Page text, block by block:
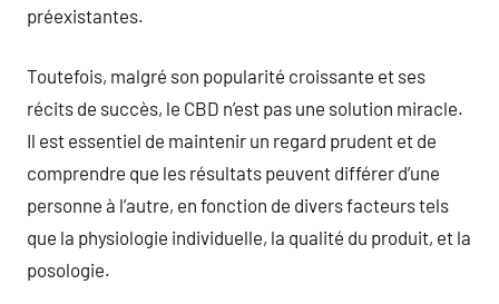
préexistantes.
Toutefois, malgré son popularité croissante et ses
récits de succès, le CBD n’est pas une solution miracle.
Il est essentiel de maintenir un regard prudent et de
comprendre que les résultats peuvent différer d’une
personne à l’autre, en fonction de divers facteurs tels
que la physiologie individuelle, la qualité du produit, et la
posologie.